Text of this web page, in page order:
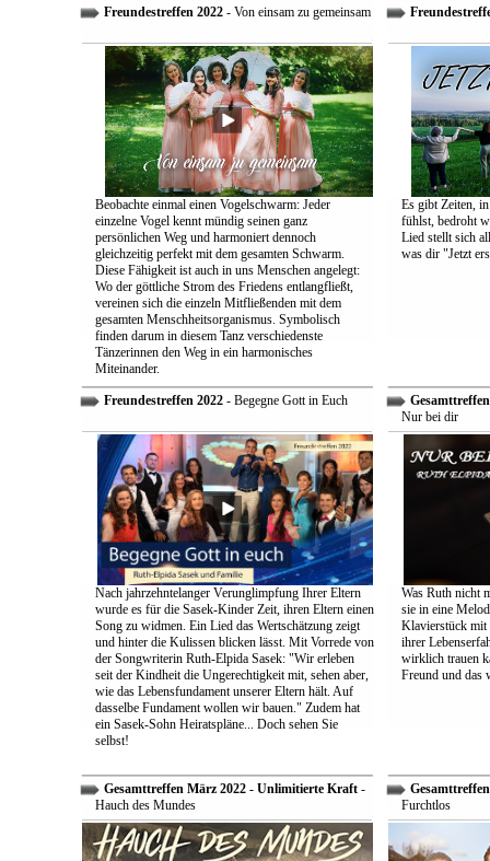
Freundestreffen 2022- Von einsam zu gemeinsam
Beobachte einmal einen Vogelschwarm: Jeder
einzelne Vogel kennt mündig seinen ganz
persönlichen Weg und harmoniert dennoch
gleichzeitig perfekt mit dem gesamten Schwarm.
Diese Fähigkeit ist auch in uns Menschen angelegt:
Wo der göttliche Strom des Friedens entlangfließt,
vereinen sich die einzeln Mitfließenden mit dem
gesamten Menschheitsorganismus. Symbolisch
finden darum in diesem Tanz verschiedenste
Tänzerinnen den Weg in ein harmonisches
Miteinander.
Es gibt Zeiten,
fühlst, bedroht
Lied stellt sich
was dir "Jetzt
Freundestreffen 2022- Begegne Gott in Euch
Nach jahrzehntelanger Verunglimpfung Ihrer Eltern
wurde es für die Sasek-Kinder Zeit, ihren Eltern einen
Song zu widmen. Ein Lied das Wertschätzung zeigt
und hinter die Kulissen blicken lässt. Mit Vorrede von
der Songwriterin Ruth-Elpida Sasek: "Wir erleben
seit der Kindheit die Ungerechtigkeit mit, sehen aber,
wie das Lebensfundament unserer Eltern hält. Auf
dasselbe Fundament wollen wir bauen." Zudem hat
ein Sasek-Sohn Heiratspläne... Doch sehen Sie
selbst!
Nur bei dir
Was Ruth nicht
sie in eine
Klavierstück mit
ihrer
wirklich trauen
Freund und das
Gesamttreffen März 2022 - Unlimitierte Kraft -
Hauch des Mundes
Furchtlos